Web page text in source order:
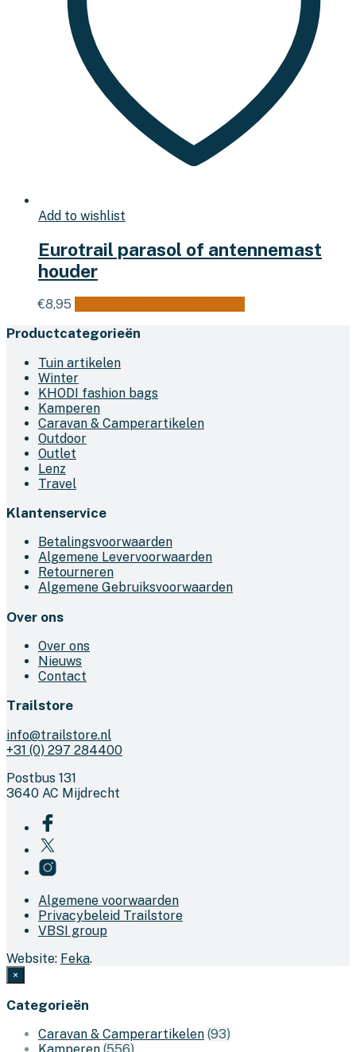
Add to wishlist
Eurotrail parasol of antennemast
houder
€8,95
Productcategorieën
Tuin artikelen
Winter
KHODI fashion bags
Kamperen
Caravan & Camperartikelen
Outdoor
Outlet
Lenz
Travel
Klantenservice
Betalingsvoorwaarden
Algemene Levervoorwaarden
Retourneren
Algemene Gebruiksvoorwaarden
Over ons
Over ons
Nieuws
Contact
Trailstore
info@trailstore.nl
+31 (0) 297 284400
Postbus 131
3640 AC Mijdrecht
Algemene voorwaarden
Privacybeleid Trailstore
VBSI group
Website: Feka.
×
Categorieën
Caravan & Camperartikelen (93)